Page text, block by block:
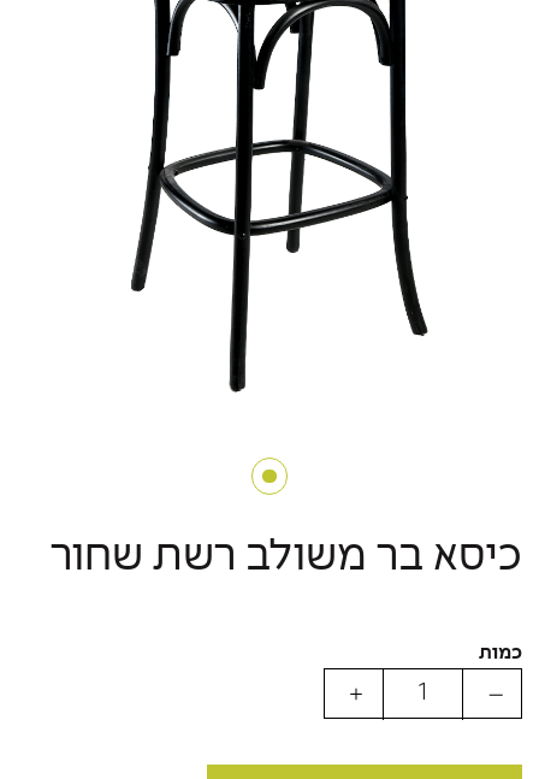
כיסא בר משולב רשת שחור
כמות